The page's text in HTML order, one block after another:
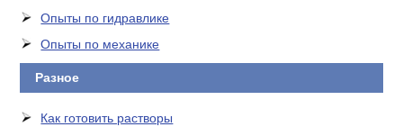
Опыты по гидравлике
Опыты по механике
Разное
Как готовить растворы